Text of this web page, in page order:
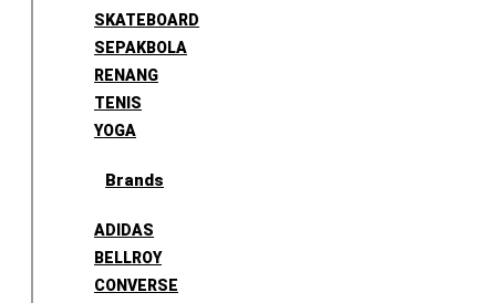
SKATEBOARD
SEPAKBOLA
RENANG
TENIS
YOGA
Brands
ADIDAS
BELLROY
CONVERSE